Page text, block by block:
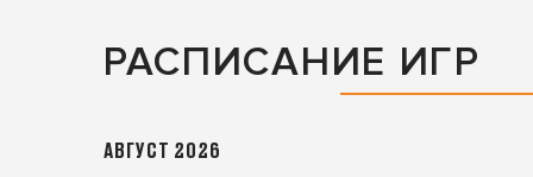
РАСПИСАНИЕ ИГР
АВГУСТ 2026